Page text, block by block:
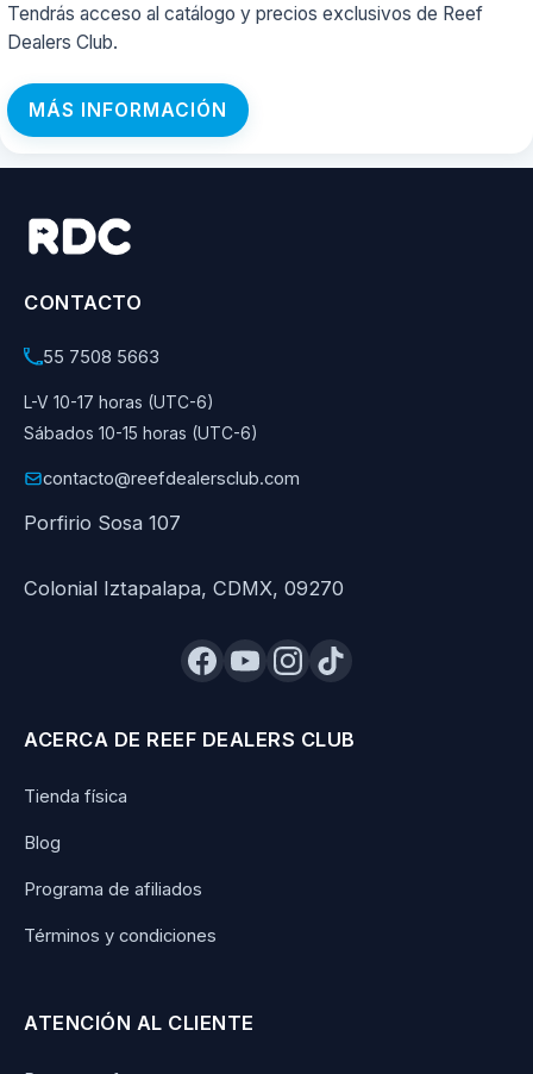
Tendrás acceso al catálogo y precios exclusivos de Reef
Dealers Club.
MÁS INFORMACIÓN
CONTACTO
55 7508 5663
L-V 10-17 horas (UTC-6)
Sábados 10-15 horas (UTC-6)
contacto@reefdealersclub.com
Porfirio Sosa 107
Colonial Iztapalapa, CDMX, 09270
ACERCA DE REEF DEALERS CLUB
Tienda física
Blog
Programa de afiliados
Términos y condiciones
ATENCIÓN AL CLIENTE